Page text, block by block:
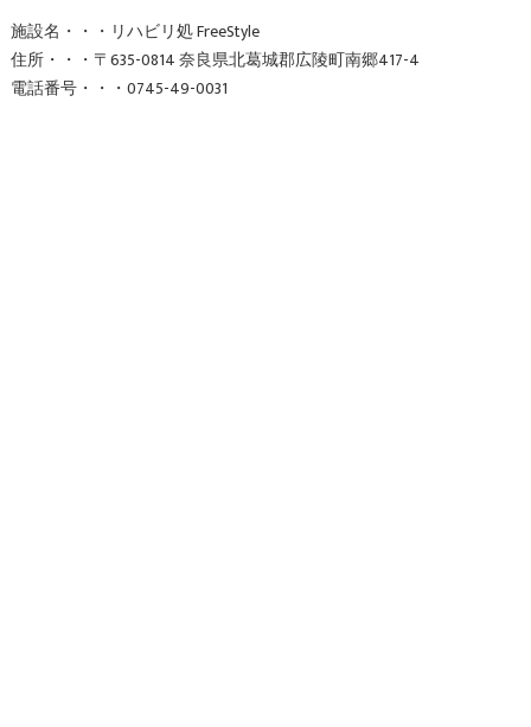
施設名・・・リハビリ処 FreeStyle
住所・・・〒635-0814 奈良県北葛城郡広陵町南郷417-4
電話番号・・・0745-49-0031